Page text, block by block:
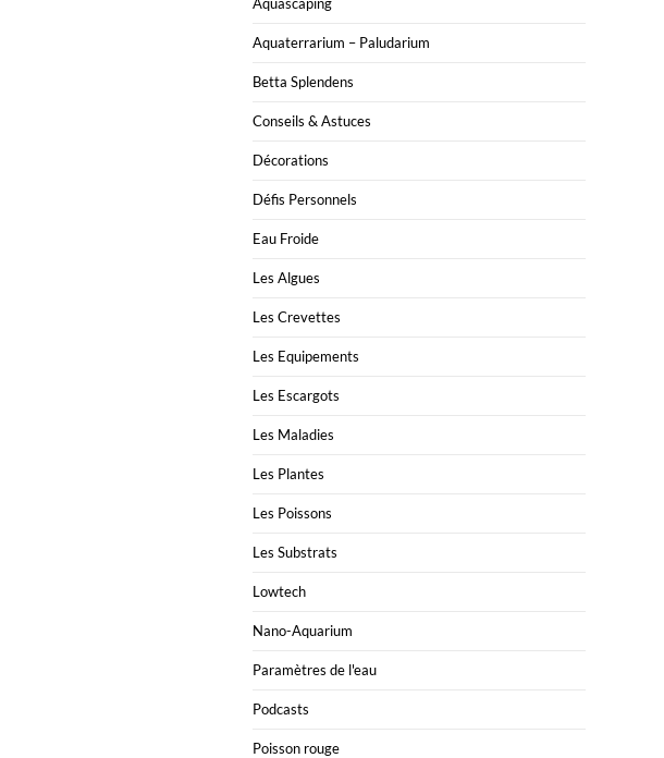
Aquaterrarium – Paludarium
Betta Splendens
Conseils & Astuces
Décorations
Défis Personnels
Eau Froide
Les Algues
Les Crevettes
Les Equipements
Les Escargots
Les Maladies
Les Plantes
Les Poissons
Les Substrats
Lowtech
Nano-Aquarium
Paramètres de l'eau
Podcasts
Poisson rouge